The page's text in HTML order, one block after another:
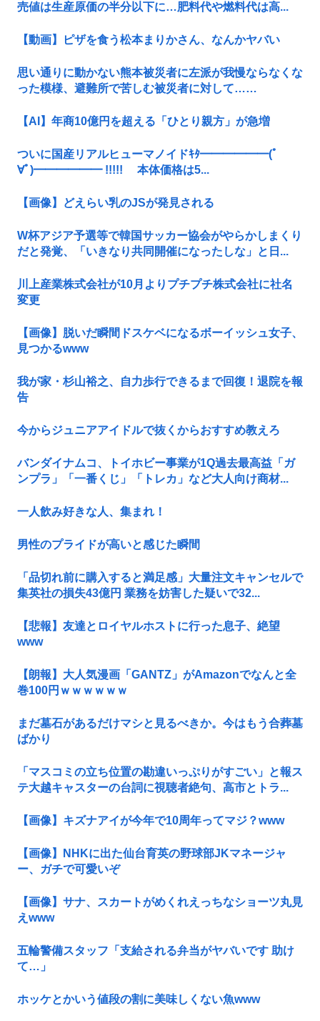
売値は生産原価の半分以下に…肥料代や燃料代は高...
【動画】ピザを食う松本まりかさん、なんかヤバい
思い通りに動かない熊本被災者に左派が我慢ならなくな
った模様、避難所で苦しむ被災者に対して……
【AI】年商10億円を超える「ひとり親方」が急増
ついに国産リアルヒューマノイドｷﾀ━━━━━━(ﾟ
∀ﾟ)━━━━━━ !!!!! 本体価格は5...
【画像】どえらい乳のJSが発見される
W杯アジア予選等で韓国サッカー協会がやらかしまくり
だと発覚、「いきなり共同開催になったしな」と日...
川上産業株式会社が10月よりプチプチ株式会社に社名
変更
【画像】脱いだ瞬間ドスケベになるボーイッシュ女子、
見つかるwww
我が家・杉山裕之、自力歩行できるまで回復！退院を報
告
今からジュニアアイドルで抜くからおすすめ教えろ
バンダイナムコ、トイホビー事業が1Q過去最高益「ガ
ンプラ」「一番くじ」「トレカ」など大人向け商材...
一人飲み好きな人、集まれ！
男性のプライドが高いと感じた瞬間
「品切れ前に購入すると満足感」大量注文キャンセルで
集英社の損失43億円 業務を妨害した疑いで32...
【悲報】友達とロイヤルホストに行った息子、絶望
www
【朗報】大人気漫画「GANTZ」がAmazonでなんと全
巻100円ｗｗｗｗｗｗ
まだ墓石があるだけマシと見るべきか。今はもう合葬墓
ばかり
「マスコミの立ち位置の勘違いっぷりがすごい」と報ス
テ大越キャスターの台詞に視聴者絶句、高市とトラ...
【画像】キズナアイが今年で10周年ってマジ？www
【画像】NHKに出た仙台育英の野球部JKマネージャ
ー、ガチで可愛いぞ
【画像】サナ、スカートがめくれえっちなショーツ丸見
えwww
五輪警備スタッフ「支給される弁当がヤバいです 助け
て…」
ホッケとかいう値段の割に美味しくない魚www